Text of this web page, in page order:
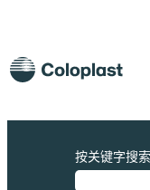
按关键字搜索